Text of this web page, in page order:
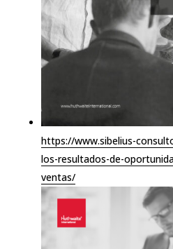
https://www.sibelius-
los-resultados-de-
ventas/